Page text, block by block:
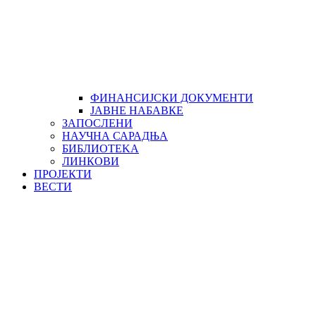
ФИНАНСИЈСКИ ДОКУМЕНТИ
ЈАВНЕ НАБАВКЕ
ЗАПОСЛЕНИ
НАУЧНА САРАДЊА
БИБЛИОТЕKА
ЛИНКОВИ
ПРОЈЕКТИ
ВЕСТИ